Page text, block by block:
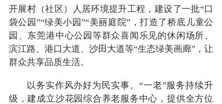
开展村（社区）人居环境提升工程，建设了一批“口
袋公园”“绿美小园”“美丽庭院”，打造了桥底儿童公
园、东莞港中心公园等群众喜闻乐见的休闲场所、
滨江路、港口大道、沙田大道等“生态绿美画廊”，让
群众共享品质生活。
以务实作风办好为民实事。“一老”服务持续升
级，建成立沙花园综合养老服务中心，提供全方位